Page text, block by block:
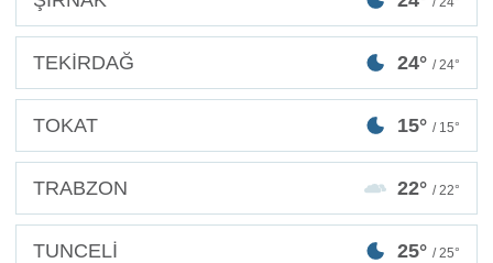
TEKİRDAĞ 24° / 24°
TOKAT 15° / 15°
TRABZON 22° / 22°
TUNCELİ 25° / 25°